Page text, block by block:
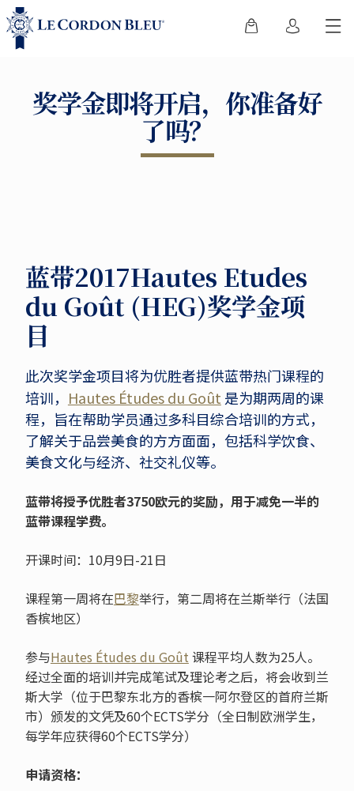
奖学金即将开启，你准备好
了吗？
蓝带2017Hautes Etudes
du Goût (HEG)奖学金项
目
此次奖学金项目将为优胜者提供蓝带热门课程的
培训， Hautes Études du Goût 是为期两周的课
程，旨在帮助学员通过多科目综合培训的方式，
了解关于品尝美食的方方面面，包括科学饮食、
美食文化与经济、社交礼仪等。
蓝带将授予优胜者3750欧元的奖励，用于减免一半的
蓝带课程学费。
开课时间：10月9日-21日
课程第一周将在巴黎举行，第二周将在兰斯举行（法国
香槟地区）
参与Hautes Études du Goût 课程平均人数为25人。
经过全面的培训并完成笔试及理论考之后，将会收到兰
斯大学（位于巴黎东北方的香槟一阿尔登区的首府兰斯
市）颁发的文凭及60个ECTS学分（全日制欧洲学生，
每学年应获得60个ECTS学分）
申请资格：